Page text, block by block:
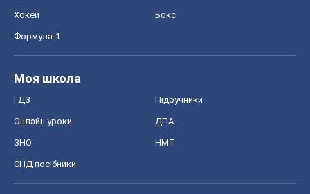
Хокей Бокс
Формула-1
Моя школа
ГДЗ Підручники
Онлайн уроки ДПА
ЗНО НМТ
СНД посібники